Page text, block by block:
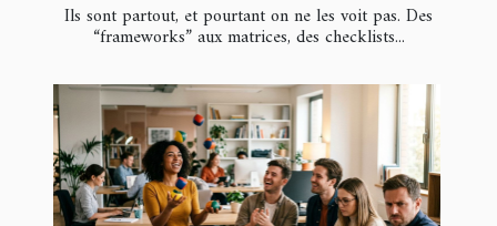
Ils sont partout, et pourtant on ne les voit pas. Des
“frameworks” aux matrices, des checklists...